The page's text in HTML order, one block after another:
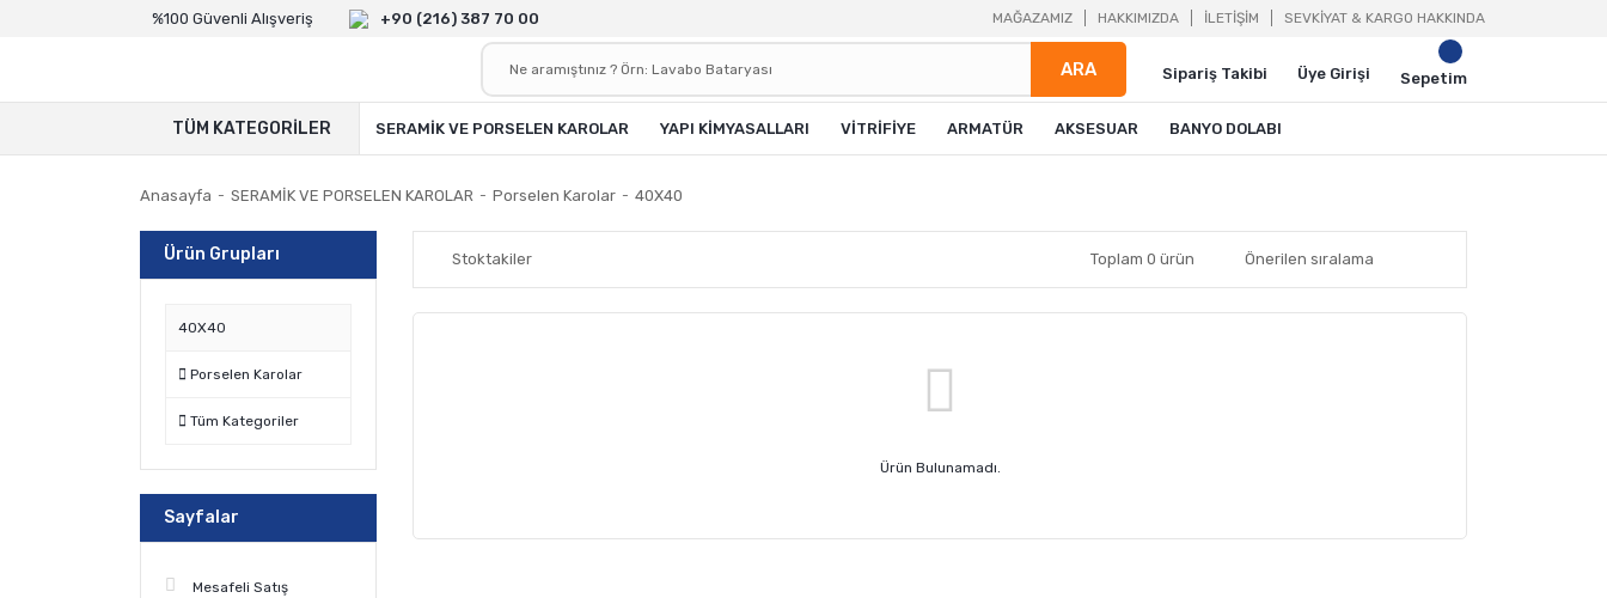
%100 Güvenli Alışveriş +90 (216) 387 70 00 MAĞAZAMIZ HAKKIMIZDA İLETİŞİM SEVKİYAT & KARGO HAKKINDA
ARA Sipariş Takibi Üye Girişi Sepetim
TÜM KATEGORİLER SERAMİK VE PORSELEN KAROLAR YAPI KİMYASALLARI VİTRİFİYE ARMATÜR AKSESUAR BANYO DOLABI
Anasayfa SERAMİK VE PORSELEN KAROLAR Porselen Karolar 40X40
Ürün Grupları
40X40
Porselen Karolar
Tüm Kategoriler
Sayfalar
Mesafeli Satış
Stoktakiler Toplam 0 ürün
Ürün Bulunamadı.